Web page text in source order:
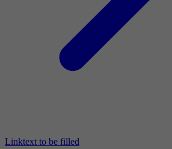
Linktext to be filled